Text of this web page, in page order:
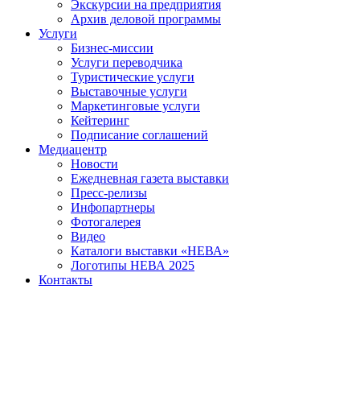
Экскурсии на предприятия
Архив деловой программы
Услуги
Бизнес-миссии
Услуги переводчика
Туристические услуги
Выставочные услуги
Маркетинговые услуги
Кейтеринг
Подписание соглашений
Медиацентр
Новости
Ежедневная газета выставки
Пресс-релизы
Инфопартнеры
Фотогалерея
Видео
Каталоги выставки «НЕВА»
Логотипы НЕВА 2025
Контакты